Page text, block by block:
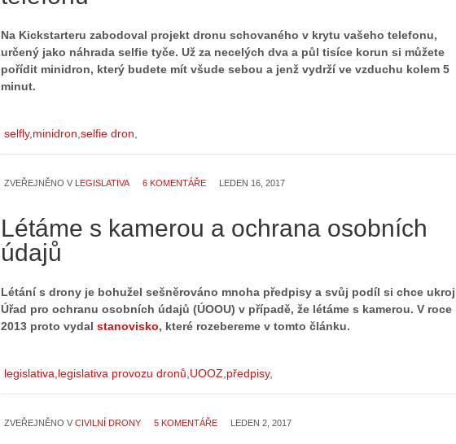
Na Kickstarteru zabodoval projekt dronu schovaného v krytu vašeho telefonu,
určený jako náhrada selfie tyče. Už za necelých dva a půl tisíce korun si můžete
pořídit minidron, který budete mít všude sebou a jenž vydrží ve vzduchu kolem 5
minut.
selfly minidron selfie dron
ZVEŘEJNĚNO V LEGISLATIVA 6 KOMENTÁŘE LEDEN 16, 2017
Létáme s kamerou a ochrana osobních
údajů
Létání s drony je bohužel sešněrováno mnoha předpisy a svůj podíl si chce
Úřad pro ochranu osobních údajů (ÚOOU) v případě, že létáme s kamerou. V roce
2013 proto vydal stanovisko, které rozebereme v tomto článku.
legislativa legislativa provozu dronů UOOZ předpisy
ZVEŘEJNĚNO V CIVILNÍ DRONY 5 KOMENTÁŘE LEDEN 2, 2017